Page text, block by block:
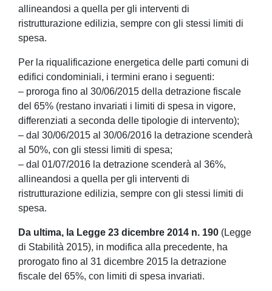
allineandosi a quella per gli interventi di
ristrutturazione edilizia, sempre con gli stessi limiti di
spesa.
Per la riqualificazione energetica delle parti comuni di
edifici condominiali, i termini erano i seguenti:
– proroga fino al 30/06/2015 della detrazione fiscale
del 65% (restano invariati i limiti di spesa in vigore,
differenziati a seconda delle tipologie di intervento);
– dal 30/06/2015 al 30/06/2016 la detrazione scenderà
al 50%, con gli stessi limiti di spesa;
– dal 01/07/2016 la detrazione scenderà al 36%,
allineandosi a quella per gli interventi di
ristrutturazione edilizia, sempre con gli stessi limiti di
spesa.
Da ultima, la Legge 23 dicembre 2014 n. 190 (Legge
di Stabilità 2015), in modifica alla precedente, ha
prorogato fino al 31 dicembre 2015 la detrazione
fiscale del 65%, con limiti di spesa invariati.